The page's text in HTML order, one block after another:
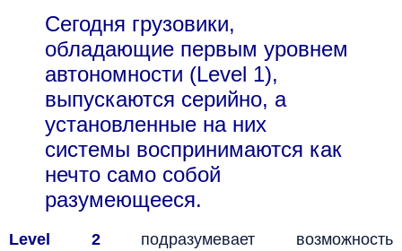
Сегодня грузовики,
обладающие первым уровнем
автономности (Level 1),
выпускаются серийно, а
установленные на них
системы воспринимаются как
нечто само собой
разумеющееся.
Level 2
подразумевает возможность